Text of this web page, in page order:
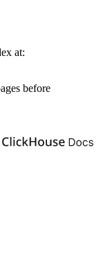
at:
before